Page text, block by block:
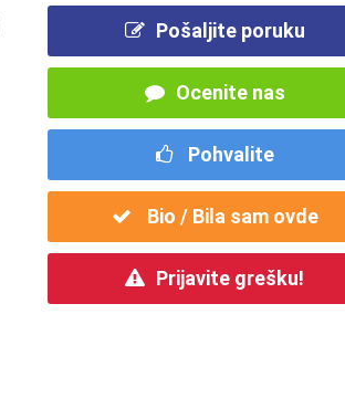
Pošaljite poruku
Ocenite nas
Pohvalite
Bio / Bila sam ovde
Prijavite grešku!